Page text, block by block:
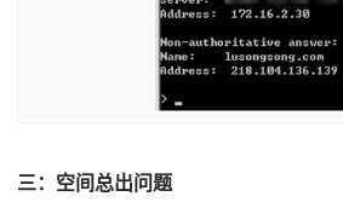
三：空间总出问题